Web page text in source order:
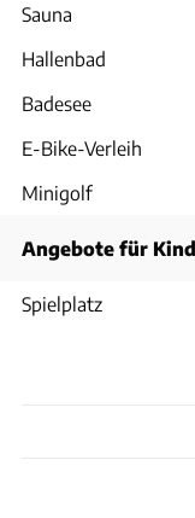
Sauna
Hallenbad
Badesee
E-Bike-Verleih
Minigolf
Angebote für
Spielplatz